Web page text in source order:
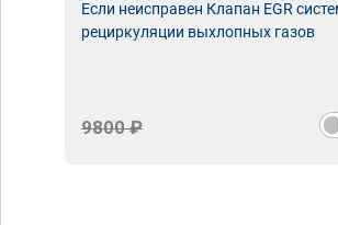
Если неисправен Клапан EGR
рециркуляции выхлопных газов
9800 ₽